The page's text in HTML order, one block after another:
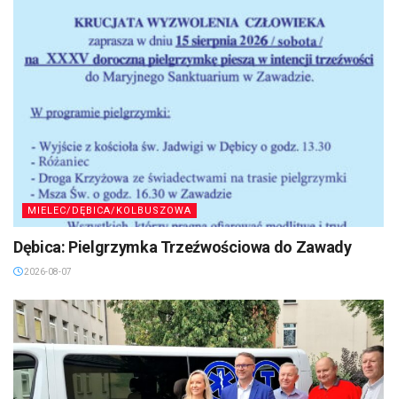
MIELEC/DĘBICA/KOLBUSZOWA
Dębica: Pielgrzymka Trzeźwościowa do Zawady
2026-08-07